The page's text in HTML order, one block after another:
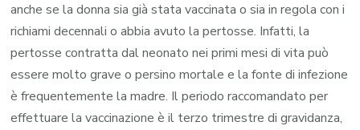
anche se la donna sia già stata vaccinata o sia in regola con i
richiami decennali o abbia avuto la pertosse. Infatti, la
pertosse contratta dal neonato nei primi mesi di vita può
essere molto grave o persino mortale e la fonte di infezione
è frequentemente la madre. Il periodo raccomandato per
effettuare la vaccinazione è il terzo trimestre di gravidanza,